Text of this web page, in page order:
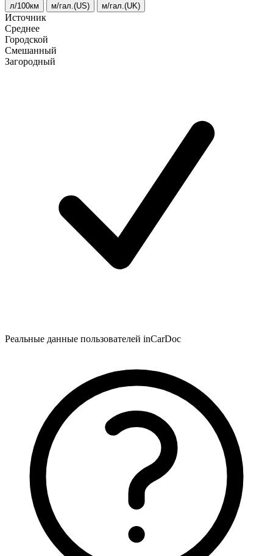
л/100км м/гал.(US) м/гал.(UK)
Источник
Среднее
Городской
Смешанный
Загородный
Реальные данные пользователей inCarDoc